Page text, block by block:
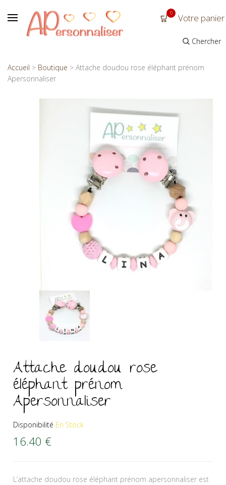
0 Votre panier
Chercher
Accueil > Boutique > Attache doudou rose éléphant prénom
Apersonnaliser
Attache doudou rose
éléphant prénom
Apersonnaliser
Disponibilité En Stock
16.40 €
L’attache doudou rose éléphant prénom apersonnaliser est